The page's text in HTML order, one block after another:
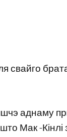
свайго
аднаму
Мак -Кінлі